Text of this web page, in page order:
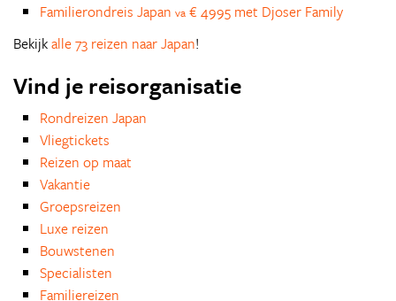
Familierondreis Japan va € 4995 met Djoser Family
Bekijkalle 73 reizen naar Japan!
Vind je reisorganisatie
Rondreizen Japan
Vliegtickets
Reizen op maat
Vakantie
Groepsreizen
Luxe reizen
Bouwstenen
Specialisten
Familiereizen